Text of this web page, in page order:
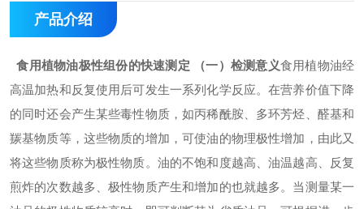
产品介绍
食用植物油极性组份的快速测定 （一）检测意义食用植物油经
高温加热和反复使用后可发生一系列化学反应。在营养价值下降
的同时还会产生某些毒性物质，如丙稀酰胺、多环芳烃、醛基和
羰基物质等，这些物质的增加，可使油的物理极性增加，由此又
将这些物质称为极性物质。油的不饱和度越高、油温越高、反复
煎炸的次数越多、极性物质产生和增加的也就越多。当测量某一